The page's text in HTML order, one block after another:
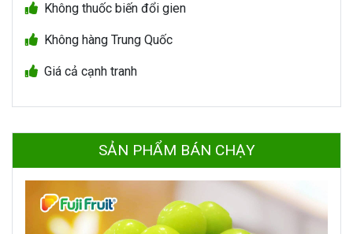
Không thuốc biến đổi gien
Không hàng Trung Quốc
Giá cả cạnh tranh
SẢN PHẨM BÁN CHẠY